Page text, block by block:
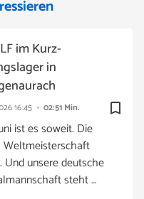
bookmark_border
16:45 02:51 Min.
im Kurz-
in
ist es soweit. Die
Weltmeisterschaft
Und unsere deutsche
steht …